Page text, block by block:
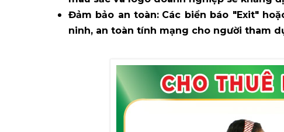
Đảm bảo an toàn: Các biển báo "Exit"
ninh, an toàn tính mạng cho người tham